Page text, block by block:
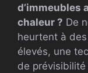
d’immeubles
chaleur ? De
heurtent à
élevés, une
de